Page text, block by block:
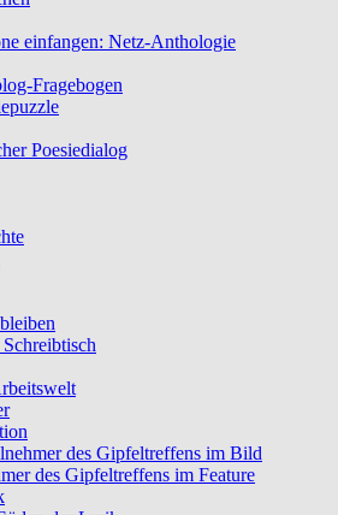
einfangen: Netz-Anthologie
Fragebogen
Poesiedialog
des Gipfeltreffens im Bild
des Gipfeltreffens im Feature